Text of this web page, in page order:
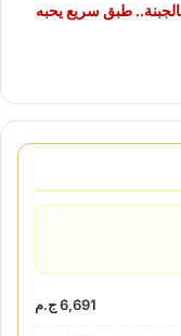
طبق سريع يحبه
6,691 ج.م